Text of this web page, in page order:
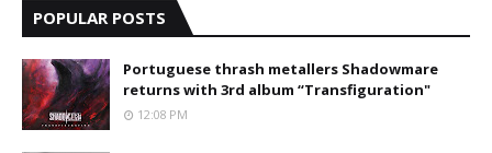
POPULAR POSTS
Portuguese thrash metallers Shadowmare
returns with 3rd album “Transfiguration"
12:08 PM